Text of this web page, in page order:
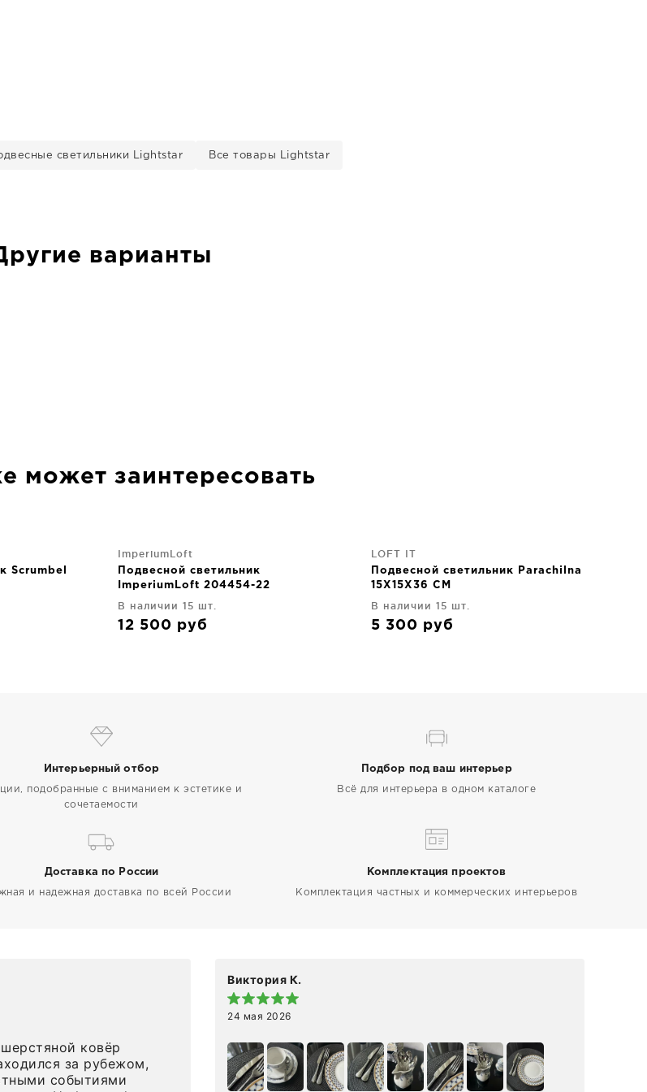
светильники Lightstar Все товары Lightstar
варианты
может заинтересовать
Scrumbel
ImperiumLoft
Подвесной светильник
ImperiumLoft 204454-22
В наличии 15 шт.
12 500 руб
LOFT IT
Подвесной светильник Parachilna
15X15X36 CM
В наличии 15 шт.
5 300 руб
Интерьерный отбор
подобранные с вниманием к эстетике и
сочетаемости
Подбор под ваш интерьер
Всё для интерьера в одном каталоге
Доставка по России
и надежная доставка по всей России
Комплектация проектов
Комплектация частных и коммерческих интерьеров
ковёр
за рубежом,
событиями
Виктория К.
24 мая 2026